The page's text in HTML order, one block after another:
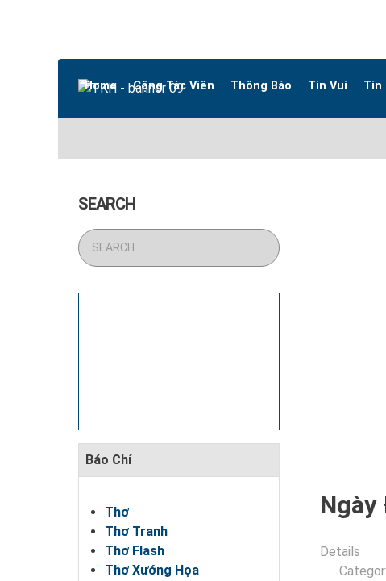
Home Cộng Tác Viên Thông Báo Tin Vui Tin
SEARCH
Báo Chí
Thơ
Thơ Tranh
Thơ Flash
Thơ Xướng Họa
Ngày
Details